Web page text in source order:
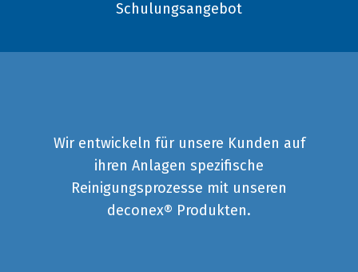
Schulungsangebot
Wir entwickeln für unsere Kunden auf
ihren Anlagen spezifische
Reinigungsprozesse mit unseren
deconex® Produkten.